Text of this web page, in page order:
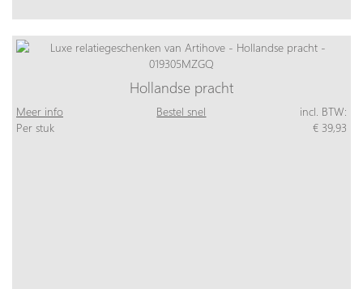
Hollandse pracht
Meer info Bestel snel
incl. BTW:
Per stuk
€ 39,93